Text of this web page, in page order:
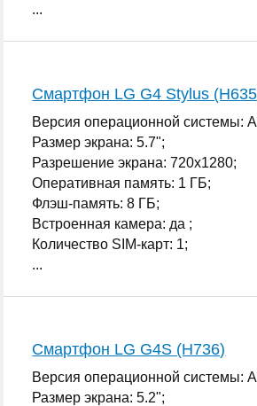
...
Смартфон LG G4 Stylus
Версия операционной системы:
Размер экрана: 5.7";
Разрешение экрана: 720x1280;
Оперативная память: 1 ГБ;
Флэш-память: 8 ГБ;
Встроенная камера: да ;
Количество SIM-карт: 1;
...
Смартфон LG G4S (H736)
Версия операционной системы:
Размер экрана: 5.2";